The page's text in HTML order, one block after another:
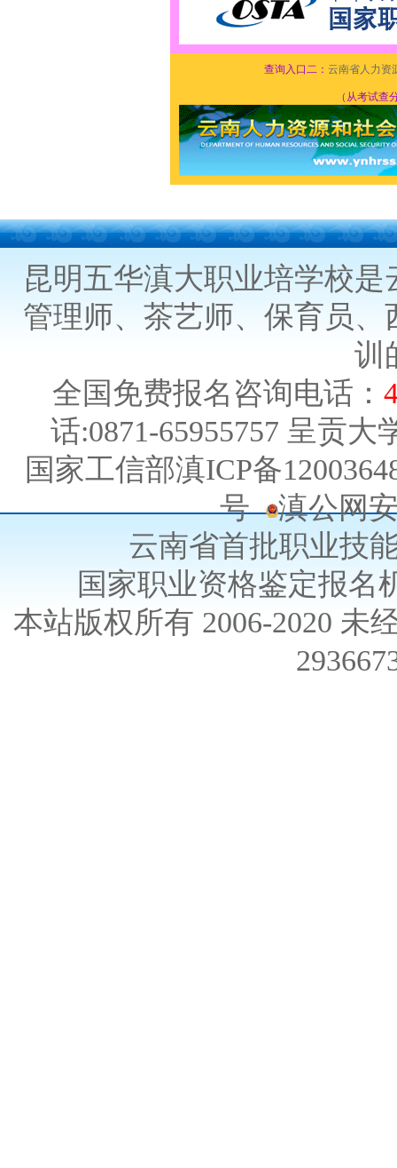
查询入口二： 云南省人力资
（从考试查
昆明五华滇大职业培学校
管理师、茶艺师、保育员
训
全国免费报名咨询电话：
话:0871-65955757 呈贡大
国家工信部滇ICP备
号 滇公网
云南省首批职业技
国家职业资格鉴定报
本站版权所有 2006-2020